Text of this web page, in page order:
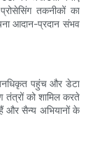
तकनीकों का
आदान-प्रदान संभव
पहुंच और डेटा
तंत्रों को शामिल करते
हैं और सैन्य अभियानों के